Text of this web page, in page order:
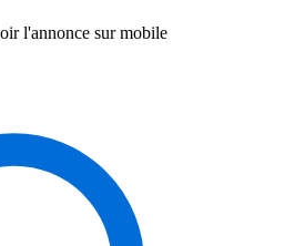
l'annonce sur mobile